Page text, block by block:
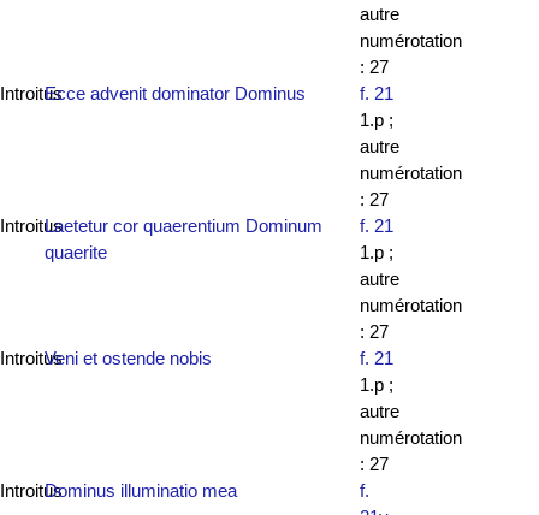
autre
numérotation
: 27
IntroitusEcce advenit dominator Dominus
f. 21
1.p ;
autre
numérotation
: 27
IntroitusLaetetur cor quaerentium Dominum
quaerite
f. 21
1.p ;
autre
numérotation
: 27
IntroitusVeni et ostende nobis
f. 21
1.p ;
autre
numérotation
: 27
IntroitusDominus illuminatio mea
f.